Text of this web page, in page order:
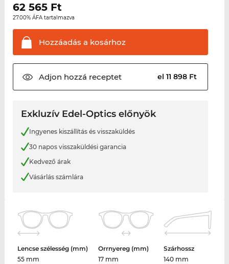
62 565Ft
27.00% ÁFA tartalmazva
Hozzáadás a kosárhoz
Adjon hozzá receptet el 11 898 Ft
Exkluzív Edel-Optics előnyök
Ingyenes kiszállítás és visszaküldés
30 napos visszaküldési garancia
Kedvező árak
Vásárlás számlára
Lencse szélesség (mm)
55 mm
Orrnyereg (mm)
17 mm
Szárhossz
140 mm